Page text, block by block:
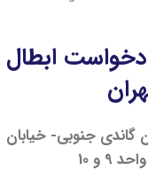
ابطال
گاندی جنوبی- خیابان